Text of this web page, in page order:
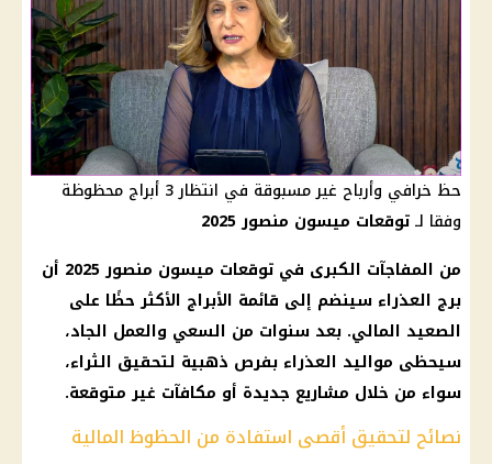
حظ خرافي وأرباح غير مسبوقة في انتظار 3 أبراج محظوظة
وفقا لـتوقعات ميسون منصور 2025
من المفاجآت الكبرى في توقعات ميسون منصور 2025 أن
برج العذراء سينضم إلى قائمة الأبراج الأكثر حظًا على
الصعيد المالي. بعد سنوات من السعي والعمل الجاد،
سيحظى مواليد العذراء بفرص ذهبية لتحقيق الثراء،
سواء من خلال مشاريع جديدة أو مكافآت غير متوقعة.
نصائح لتحقيق أقصى استفادة من الحظوظ المالية